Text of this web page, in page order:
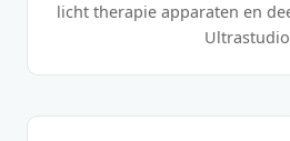
licht therapie apparaten en